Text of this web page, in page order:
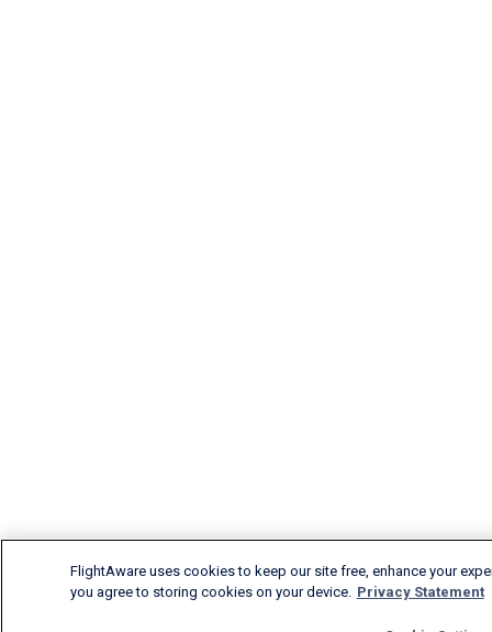
FlightAware uses cookies to keep our site free, enhance your
you agree to storing cookies on your device. Privacy Statement